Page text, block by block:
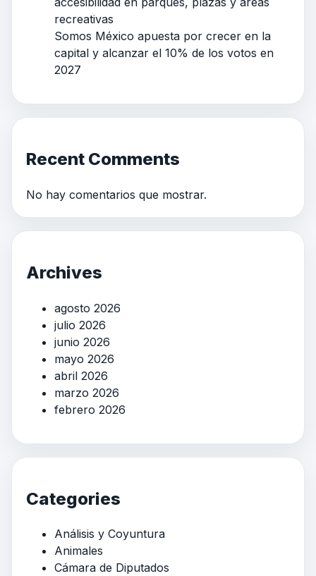
recreativas
Somos México apuesta por crecer en la
capital y alcanzar el 10% de los votos en
2027
Recent Comments
No hay comentarios que mostrar.
Archives
agosto 2026
julio 2026
junio 2026
mayo 2026
abril 2026
marzo 2026
febrero 2026
Categories
Análisis y Coyuntura
Animales
Cámara de Diputados